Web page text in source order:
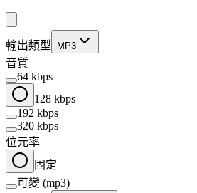
輸出類型 MP3
音質
64 kbps
128 kbps
192 kbps
320 kbps
位元率
固定
可變 (mp3)